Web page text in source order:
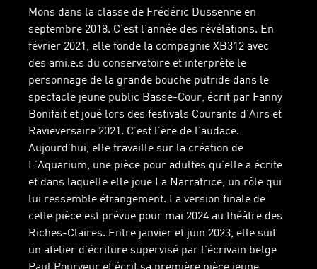
Mons dans la classe de Frédéric Dussenne en
septembre 2018. C’est l’année des révélations. En
février 2021, elle fonde la compagnie XB312 avec
des ami.e.s du conservatoire et interprète le
personnage de la grande bouche putride dans le
spectacle jeune public Basse-Cour, écrit par Fanny
Bonifait et joué lors des festivals Courants d’Airs et
Ravieversaire 2021. C’est l’ère de l’audace.
Aujourd’hui, elle travaille sur la création de
L’Aquarium, une pièce pour adultes qu’elle a écrite
et dans laquelle elle joue La Narratrice, un rôle qui
lui ressemble étrangement. La version finale de
cette pièce est prévue pour mai 2024 au théâtre des
Riches-Claires. Entre janvier et juin 2023, elle suit
un atelier d’écriture supervisé par l’écrivain belge